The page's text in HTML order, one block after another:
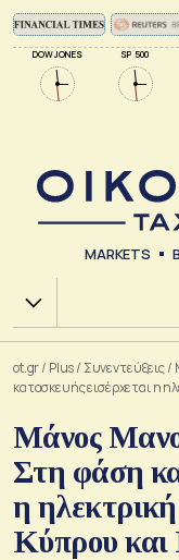
DOW JONES SP 500
MARKETS
Χ.Α.
ot.gr/ Plus/ Συνεντεύξεις/
κατασκευής εισέρχεται η
Μάνος
Στη φάση
η
Κύπρου και